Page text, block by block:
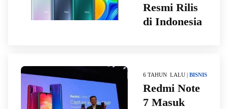
Resmi Rilis
di Indonesia
6 TAHUN LALU | BISNIS
Redmi Note
7 Masuk